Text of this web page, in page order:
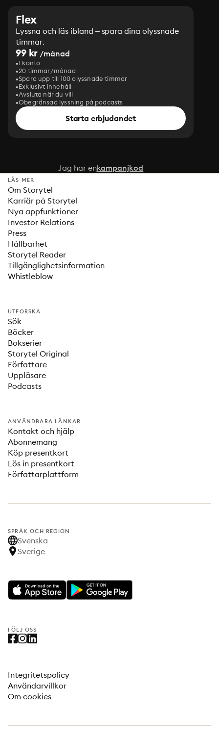
Flex
Lyssna och läs ibland – spara dina olyssnade
timmar.
99 kr /månad
1 konto
20 timmar/månad
Spara upp till 100 olyssnade timmar
Exklusivt innehåll
Avsluta när du vill
Obegränsad lyssning på podcasts
Starta erbjudandet
Jag har enkampanjkod
LÄS MER
Om Storytel
Karriär på Storytel
Nya appfunktioner
Investor Relations
Press
Hållbarhet
Storytel Reader
Tillgänglighetsinformation
Whistleblow
UTFORSKA
Sök
Böcker
Bokserier
Storytel Original
Författare
Uppläsare
Podcasts
ANVÄNDBARA LÄNKAR
Kontakt och hjälp
Abonnemang
Köp presentkort
Lös in presentkort
Författarplattform
SPRÅK OCH REGION
Svenska
Sverige
FÖLJ OSS
Integritetspolicy
Användarvillkor
Om cookies